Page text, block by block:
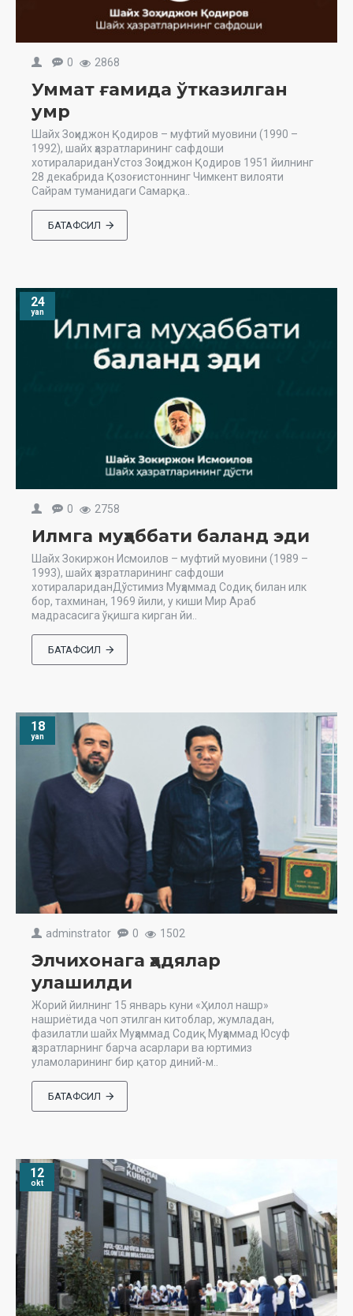
0 2868
Уммат ғамида ўтказилган
умр
Шайх Зоҳиджон Қодиров – муфтий муовини (1990 –
1992), шайх ҳазратларининг сафдоши
хотиралариданУстоз Зоҳиджон Қодиров 1951 йилнинг
28 декабрида Қозоғистоннинг Чимкент вилояти
Сайрам туманидаги Самарқа..
БАТАФСИЛ
24
yan
0 2758
Илмга муҳаббати баланд эди
Шайх Зокиржон Исмоилов – муфтий муовини (1989 –
1993), шайх ҳазратларининг сафдоши
хотиралариданДўстимиз Муҳаммад Содиқ билан илк
бор, тахминан, 1969 йили, у киши Мир Араб
мадрасасига ўқишга кирган йи..
БАТАФСИЛ
18
yan
adminstrator 0 1502
Элчихонага ҳадялар
улашилди
Жорий йилнинг 15 январь куни «Ҳилол нашр»
нашриётида чоп этилган китоблар, жумладан,
фазилатли шайх Муҳаммад Содиқ Муҳаммад Юсуф
ҳазратларнинг барча асарлари ва юртимиз
уламоларининг бир қатор диний-м..
БАТАФСИЛ
12
okt